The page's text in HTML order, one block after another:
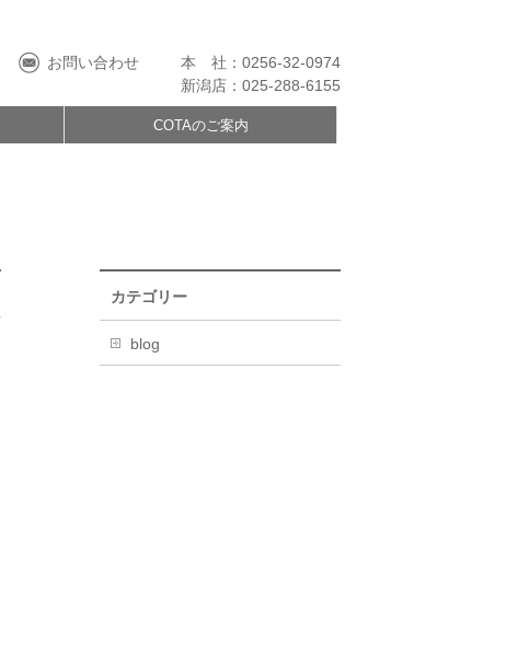
お問い合わせ
本 社：0256-32-0974
新潟店：025-288-6155
COTAのご案内
カテゴリー
blog